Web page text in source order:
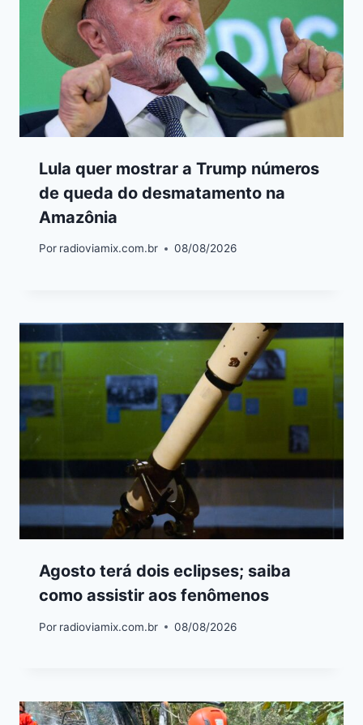
Lula quer mostrar a Trump números
de queda do desmatamento na
Amazônia
Por radioviamix.com.br 08/08/2026
Agosto terá dois eclipses; saiba
como assistir aos fenômenos
Por radioviamix.com.br 08/08/2026